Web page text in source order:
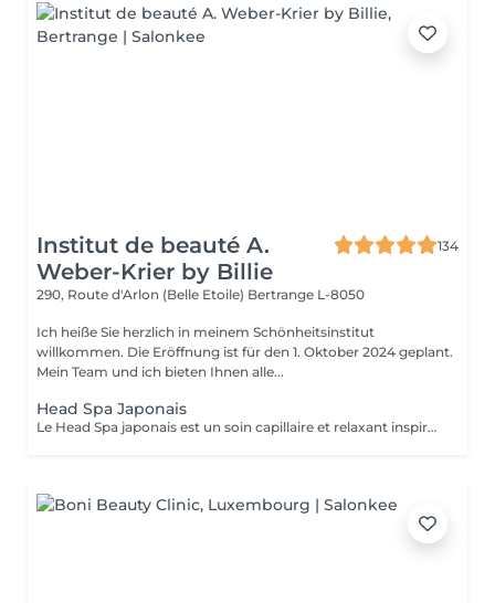
Institut de beauté A.
Weber-Krier by Billie
134
290, Route d'Arlon (Belle Etoile) Bertrange L-8050
Ich heiße Sie herzlich in meinem Schönheitsinstitut
willkommen. Die Eröffnung ist für den 1. Oktober 2024 geplant.
Mein Team und ich bieten Ihnen alle...
Head Spa Japonais
Le Head Spa japonais est un soin capillaire et relaxant inspiré des rituels de bien-être japonais. Alliant techniques de massage du cuir chevelu, soins purifiants et hydratants, il cible à la fois la santé des cheveux et l'apaisement de l'esprit. Grâce à des mouvements précis et à des produits naturels, ce rituel libère les tensions, améliore la circulation sanguine et stimule la croissance capillaire. Idéal pour ceux qui recherchent un moment de détente profonde et des cheveux revitalisés, le Head Spa japonais apporte fraîcheur, équilibre et éclat des racines aux pointes.